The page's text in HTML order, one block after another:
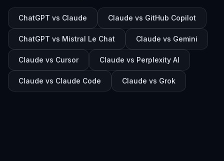
ChatGPT vs Claude Claude vs GitHub Copilot
ChatGPT vs Mistral Le Chat Claude vs Gemini
Claude vs Cursor Claude vs Perplexity AI
Claude vs Claude Code Claude vs Grok